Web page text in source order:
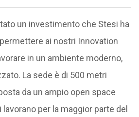
un investimento che Stesi ha
ai nostri Innovation
in un ambiente moderno,
La sede è di 500 metri
da un ampio open space
per la maggior parte del